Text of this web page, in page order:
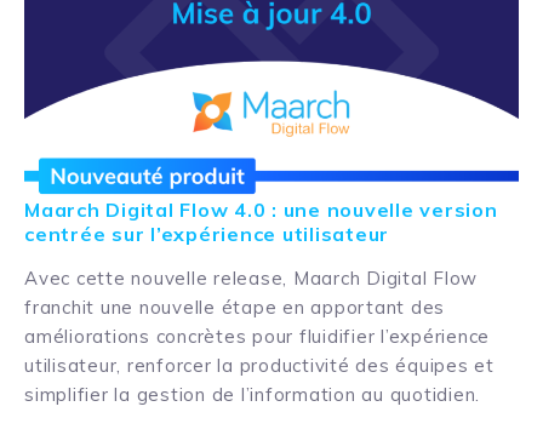
Maarch Digital Flow 4.0 : une nouvelle version
centrée sur l’expérience utilisateur
Avec cette nouvelle release, Maarch Digital Flow
franchit une nouvelle étape en apportant des
améliorations concrètes pour fluidifier l’expérience
utilisateur, renforcer la productivité des équipes et
simplifier la gestion de l’information au quotidien.